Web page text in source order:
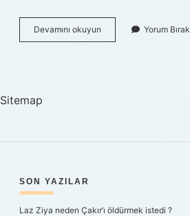
Devamını okuyun
Yüz
Yorum Bırak
Sitemap
SIDEBAR
SON YAZILAR
Laz Ziya neden Çakır’ı öldürmek istedi ?